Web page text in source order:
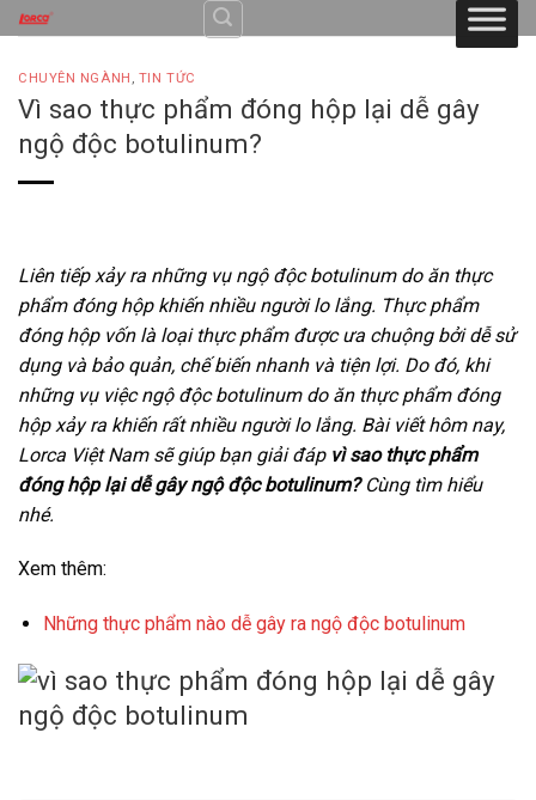
Skip
to
content
CHUYÊN NGÀNH , TIN TỨC
Vì sao thực phẩm đóng hộp lại dễ gây
ngộ độc botulinum?
Liên tiếp xảy ra những vụ ngộ độc botulinum do ăn thực
phẩm đóng hộp khiến nhiều người lo lắng. Thực phẩm
đóng hộp vốn là loại thực phẩm được ưa chuộng bởi dễ sử
dụng và bảo quản, chế biến nhanh và tiện lợi. Do đó, khi
những vụ việc ngộ độc botulinum do ăn thực phẩm đóng
hộp xảy ra khiến rất nhiều người lo lắng. Bài viết hôm nay,
Lorca Việt Nam sẽ giúp bạn giải đáp vì sao thực phẩm
đóng hộp lại dễ gây ngộ độc botulinum?Cùng tìm hiểu
nhé.
Xem thêm:
Những thực phẩm nào dễ gây ra ngộ độc botulinum